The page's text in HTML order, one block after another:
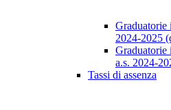
Graduatorie
2024-2025
a.s. 2024-
Tassi di assenza